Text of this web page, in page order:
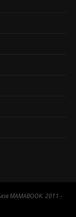
MAMABOOK. 2011 -